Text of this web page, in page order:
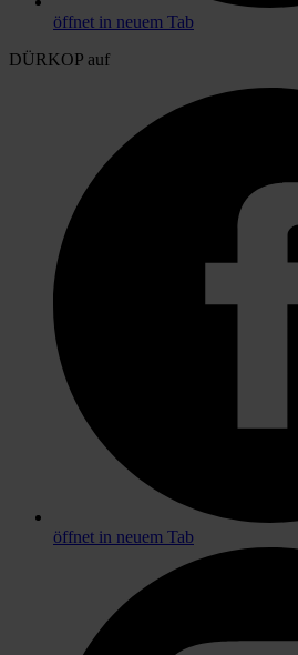
öffnet in neuem Tab
DÜRKOP auf
öffnet in neuem Tab